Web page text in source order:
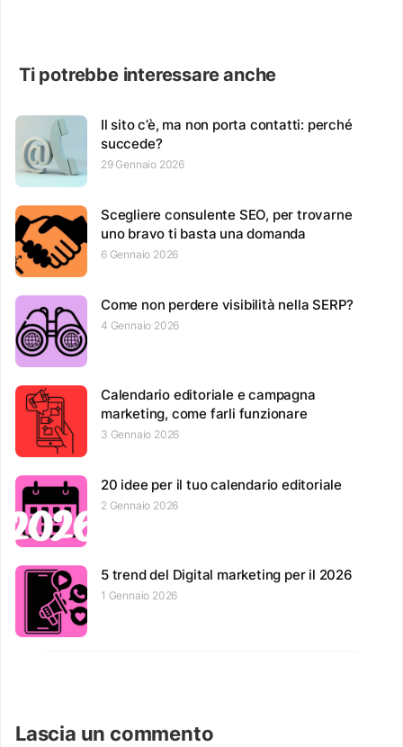
Ti potrebbe interessare anche
Il sito c’è, ma non porta contatti: perché
succede?
29 Gennaio 2026
Scegliere consulente SEO, per trovarne
uno bravo ti basta una domanda
6 Gennaio 2026
Come non perdere visibilità nella SERP?
4 Gennaio 2026
Calendario editoriale e campagna
marketing, come farli funzionare
3 Gennaio 2026
20 idee per il tuo calendario editoriale
2 Gennaio 2026
5 trend del Digital marketing per il 2026
1 Gennaio 2026
Lascia un commento